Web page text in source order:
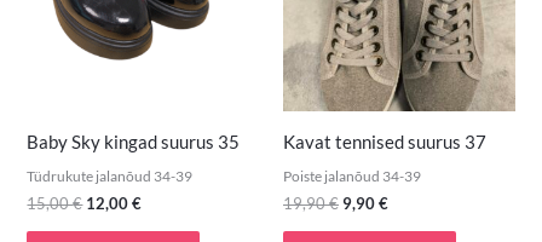
Baby Sky kingad suurus 35
Tüdrukute jalanõud 34-39
15,00€ 12,00€
Kavat tennised suurus 37
Poiste jalanõud 34-39
19,90€ 9,90€